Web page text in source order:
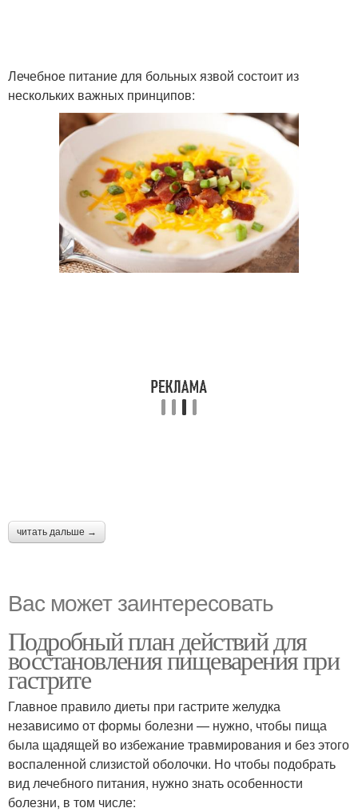
Лечебное питание для больных язвой состоит из
нескольких важных принципов:
читать дальше →
Вас может заинтересовать
Подробный план действий для
восстановления пищеварения при
гастрите
Главное правило диеты при гастрите желудка
независимо от формы болезни — нужно, чтобы пища
была щадящей во избежание травмирования и без этого
воспаленной слизистой оболочки. Но чтобы подобрать
вид лечебного питания, нужно знать особенности
болезни, в том числе: